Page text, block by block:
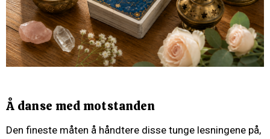
Å danse med motstanden
Den fineste måten å håndtere disse tunge lesningene på,